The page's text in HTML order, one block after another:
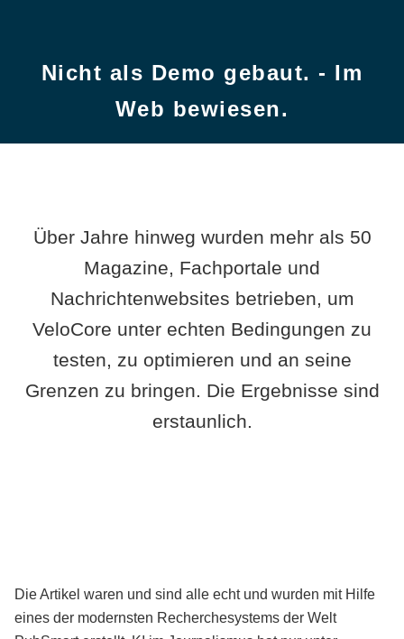
Nicht als Demo gebaut. - Im
Web bewiesen.
Über Jahre hinweg wurden mehr als 50
Magazine, Fachportale und
Nachrichtenwebsites betrieben, um
VeloCore unter echten Bedingungen zu
testen, zu optimieren und an seine
Grenzen zu bringen. Die Ergebnisse sind
erstaunlich.
Die Artikel waren und sind alle echt und wurden mit Hilfe
eines der modernsten Recherchesystems der Welt